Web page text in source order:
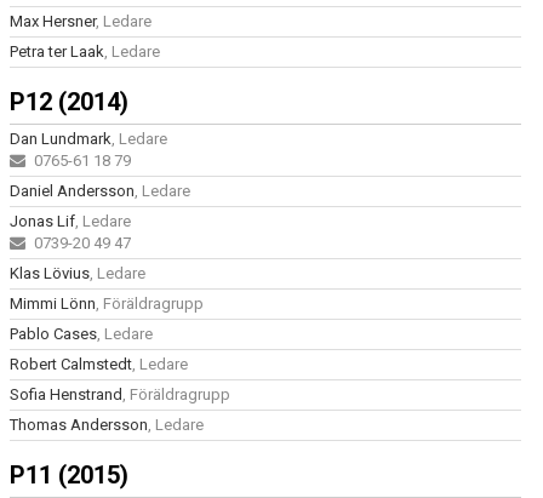
Max Hersner, Ledare
Petra ter Laak, Ledare
P12 (2014)
Dan Lundmark, Ledare
0765-61 18 79
Daniel Andersson, Ledare
Jonas Lif, Ledare
0739-20 49 47
Klas Lövius, Ledare
Mimmi Lönn, Föräldragrupp
Pablo Cases, Ledare
Robert Calmstedt, Ledare
Sofia Henstrand , Föräldragrupp
Thomas Andersson, Ledare
P11 (2015)